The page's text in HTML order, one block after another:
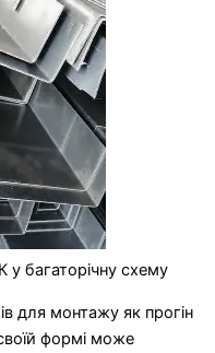
у багаторічну схему
для монтажу як прогін
формі може